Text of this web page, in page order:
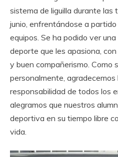
sistema de liguilla durante las
junio, enfrentándose a
equipos. Se ha podido ver
deporte que les apasiona,
y buen compañerismo. Como
personalmente, agradecemos
responsabilidad de todos los
alegramos que nuestros
deportiva en su tiempo libre
vida.